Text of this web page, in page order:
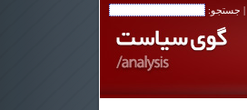
| جستجو: